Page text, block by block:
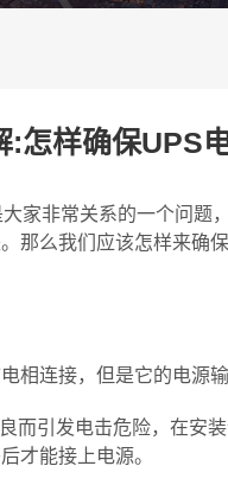
:怎样确保UPS
家非常关系的一个问题
那么我们应该怎样来确
相连接，但是它的电源
而引发电击危险，在安
才能接上电源。